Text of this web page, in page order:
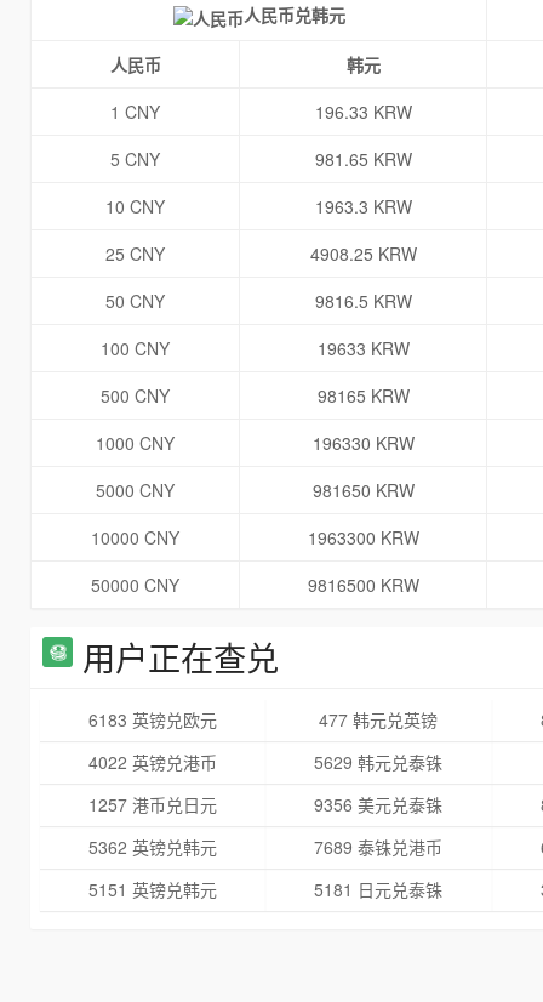
人民币兑韩元
人民币
韩元
1 CNY
196.33 KRW
5 CNY
981.65 KRW
10 CNY
1963.3 KRW
25 CNY
4908.25 KRW
50 CNY
9816.5 KRW
100 CNY
19633 KRW
500 CNY
98165 KRW
1000 CNY
196330 KRW
5000 CNY
981650 KRW
10000 CNY
1963300 KRW
50000 CNY
9816500 KRW
用户正在查兑
6183 英镑兑欧元 477 韩元兑英镑
4022 英镑兑港币
5629 韩元兑泰铢
1257 港币兑日元
9356 美元兑泰铢
5362 英镑兑韩元
7689 泰铢兑港币
5151 英镑兑韩元
5181 日元兑泰铢